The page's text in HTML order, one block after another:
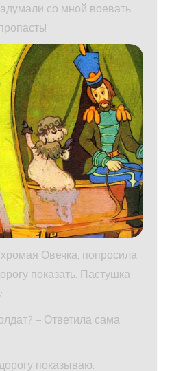
со мной воевать…
Овечка, попросила
показать. Пастушка
– Ответила сама
показываю.